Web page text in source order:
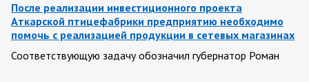
После реализации инвестиционного проекта
Аткарской птицефабрики предприятию необходимо
помочь с реализацией продукции в сетевых магазинах
Соответствующую задачу обозначил губернатор Роман